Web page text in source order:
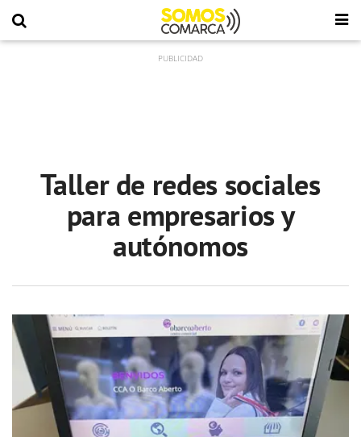
Taller de redes sociales
para empresarios y
autónomos